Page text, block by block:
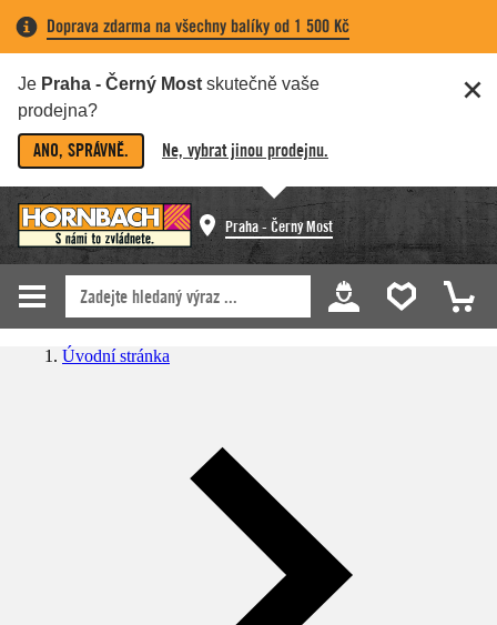
Doprava zdarma na všechny balíky od 1 500 Kč
Je Praha - Černý Most skutečně vaše
prodejna?
ANO, SPRÁVNĚ. Ne, vybrat jinou prodejnu.
Praha - Černý Most
Úvodní stránka